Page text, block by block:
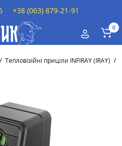
0
Тепловізійні приціли INFIRAY (IRAY)
+38 (063) 879-21-91